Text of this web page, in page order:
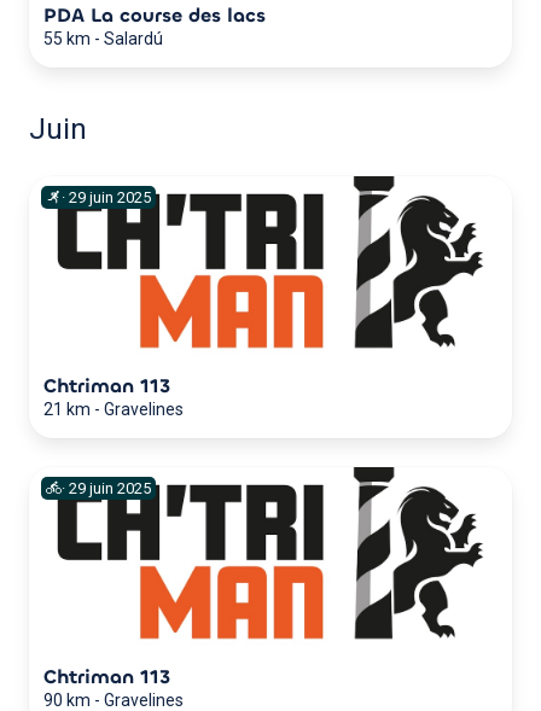
PDA La course des lacs
55 km - Salardú
Juin
· 29 juin 2025
Chtriman 113
21 km - Gravelines
· 29 juin 2025
Chtriman 113
90 km - Gravelines